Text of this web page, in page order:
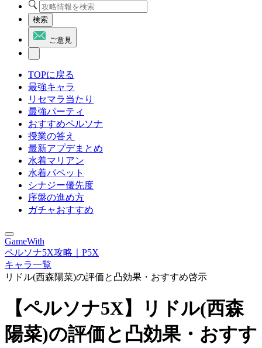
検索
ご意見
TOPに戻る
最強キャラ
リセマラ当たり
最強パーティ
おすすめペルソナ
授業の答え
最新アプデまとめ
水着マリアン
水着パペット
シナジー優先度
序盤の進め方
ガチャおすすめ
GameWith
ペルソナ5X攻略｜P5X
キャラ一覧
リドル(西森陽菜)の評価と凸効果・おすすめ啓示
【ペルソナ5X】リドル(西森
陽菜)の評価と凸効果・おすす